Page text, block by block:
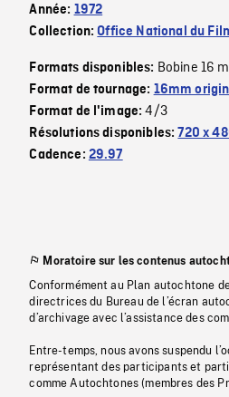
Année: 1972
Collection:Office National du
Formats disponibles: Bobine 16
Format de tournage: 16mm
Format de l'image:4/3
Résolutions disponibles:720 x
Cadence: 29.97
Moratoire sur les contenus
Conformément au Plan autochtone
directrices du Bureau de l’écran
d’archivage avec l’assistance des
Entre-temps, nous avons suspendu
représentant des participants et
comme Autochtones (membres des